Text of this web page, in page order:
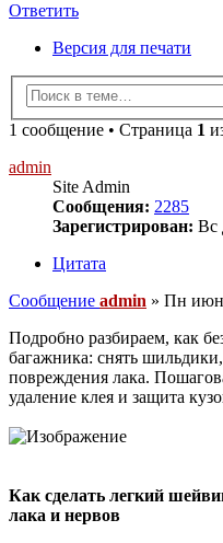
Ответить
Версия для печати
1 сообщение • Страница 1
admin
Site Admin
Сообщения: 2285
Зарегистрирован: Вс
Цитата
Сообщение admin » Пн июн
Подробно разбираем, как
багажника: снять
повреждения лака.
удаление клея и защита
Как сделать легкий
лака и нервов